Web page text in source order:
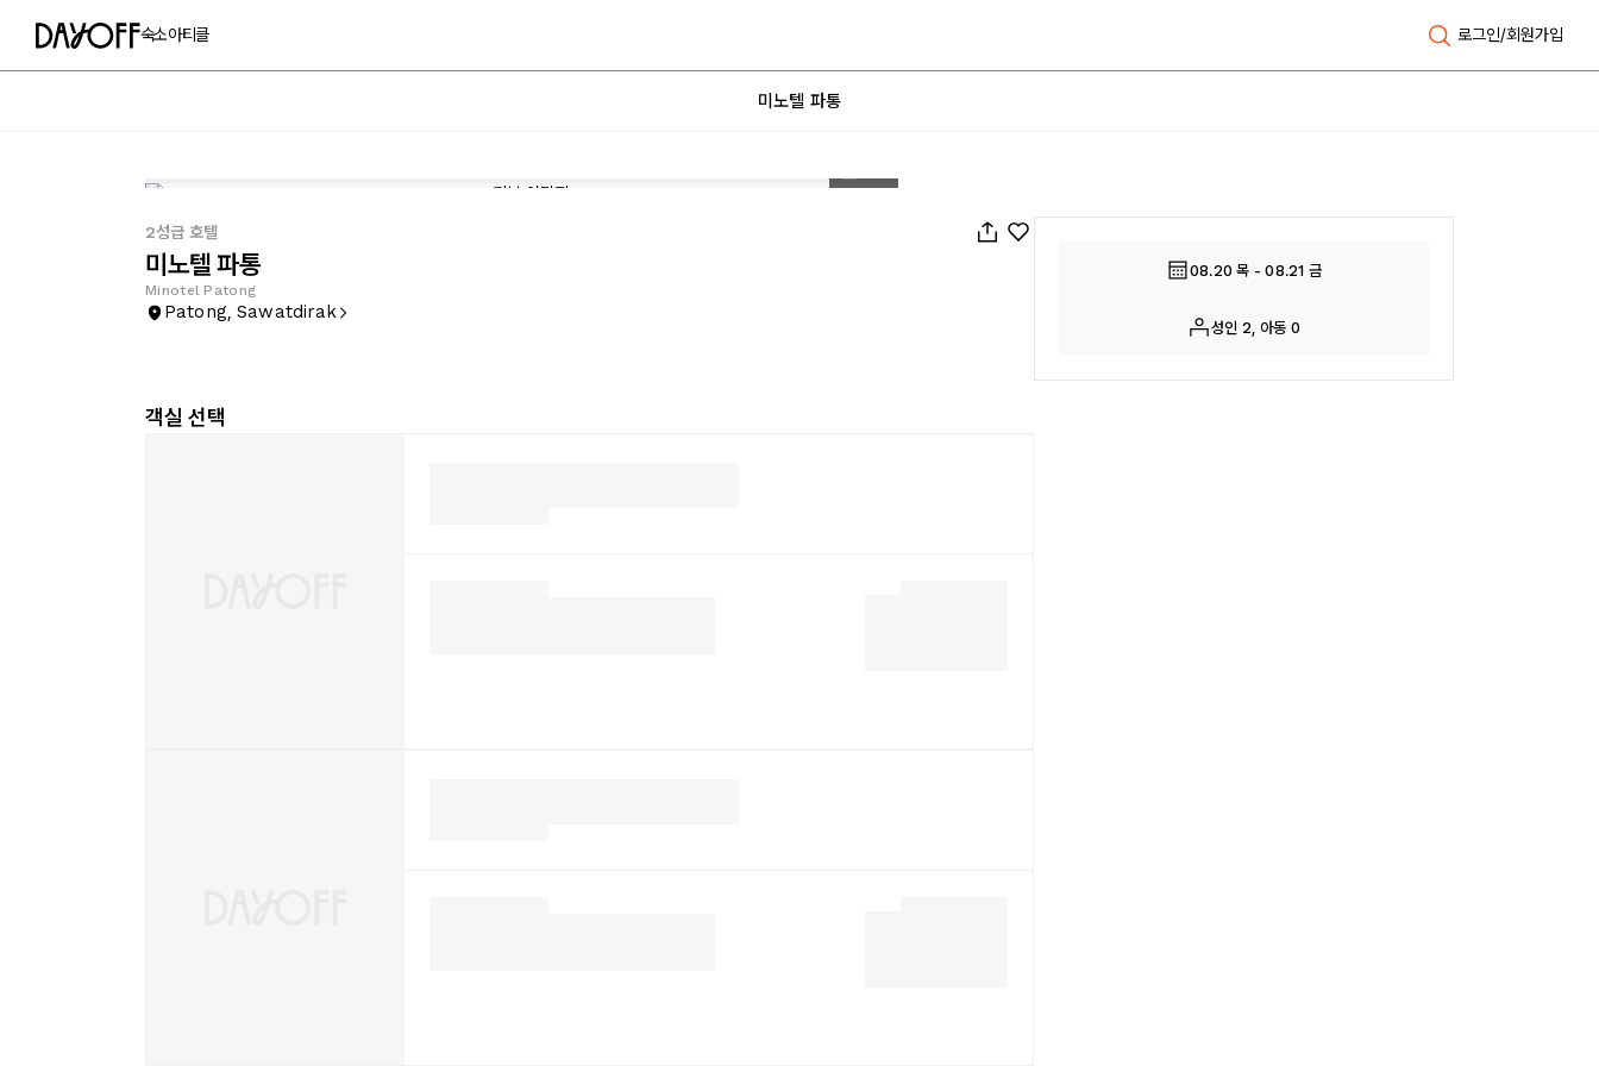
숙소아티클 로그인/회원가입
미노텔 파통
2성급 호텔
미노텔 파통
Minotel Patong
Patong, Sawatdirak
객실 선택
08.20 목 - 08.21 금
성인 2, 아동 0